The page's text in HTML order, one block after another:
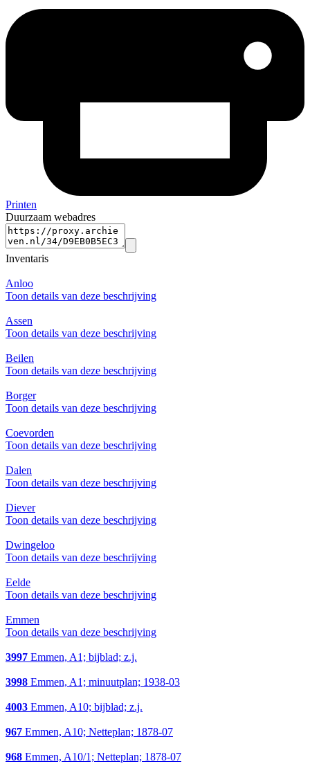
Printen
Duurzaam webadres
Inventaris
Anloo
Toon details van deze beschrijving
Assen
Toon details van deze beschrijving
Beilen
Toon details van deze beschrijving
Borger
Toon details van deze beschrijving
Coevorden
Toon details van deze beschrijving
Dalen
Toon details van deze beschrijving
Diever
Toon details van deze beschrijving
Dwingeloo
Toon details van deze beschrijving
Eelde
Toon details van deze beschrijving
Emmen
Toon details van deze beschrijving
3997 Emmen, A1; bijblad; z.j.
3998 Emmen, A1; minuutplan; 1938-03
4003 Emmen, A10; bijblad; z.j.
967 Emmen, A10; Netteplan; 1878-07
968 Emmen, A10/1; Netteplan; 1878-07